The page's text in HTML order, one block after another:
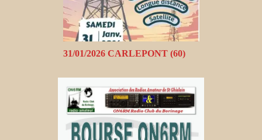
31/01/2026 CARLEPONT (60)